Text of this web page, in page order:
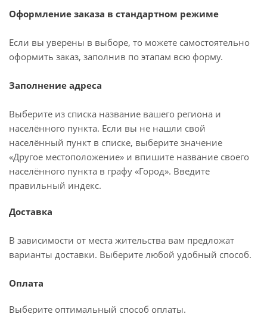
Оформление заказа в стандартном режиме
Если вы уверены в выборе, то можете самостоятельно
оформить заказ, заполнив по этапам всю форму.
Заполнение адреса
Выберите из списка название вашего региона и
населённого пункта. Если вы не нашли свой
населённый пункт в списке, выберите значение
«Другое местоположение» и впишите название своего
населённого пункта в графу «Город». Введите
правильный индекс.
Доставка
В зависимости от места жительства вам предложат
варианты доставки. Выберите любой удобный способ.
Оплата
Выберите оптимальный способ оплаты.